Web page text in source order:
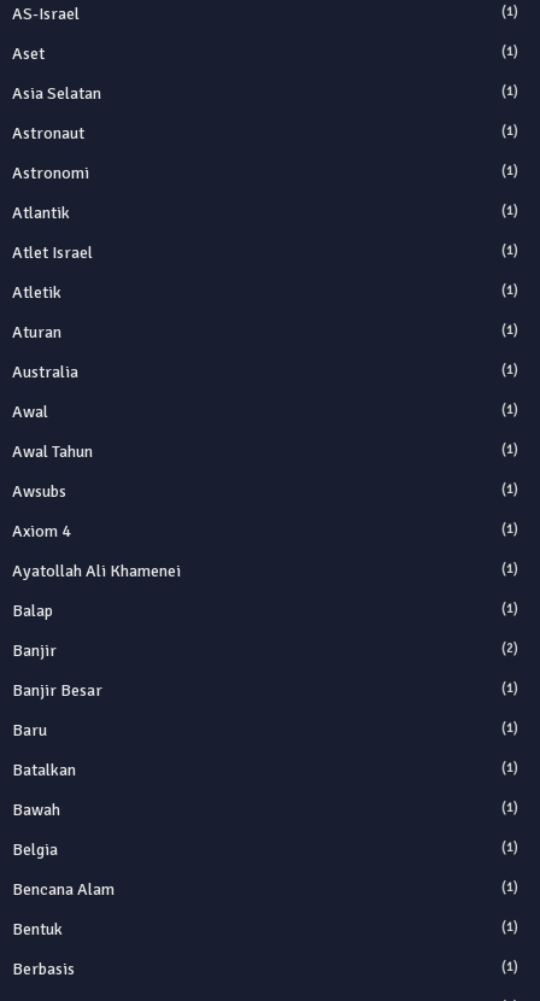
AS-Israel (1)
Aset (1)
Asia Selatan (1)
Astronaut (1)
Astronomi (1)
Atlantik (1)
Atlet Israel (1)
Atletik (1)
Aturan (1)
Australia (1)
Awal (1)
Awal Tahun (1)
Awsubs (1)
Axiom 4 (1)
Ayatollah Ali Khamenei (1)
Balap (1)
Banjir (2)
Banjir Besar (1)
Baru (1)
Batalkan (1)
Bawah (1)
Belgia (1)
Bencana Alam (1)
Bentuk (1)
Berbasis (1)